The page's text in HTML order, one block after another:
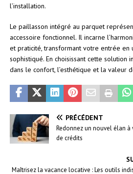
l’installation.
Le paillasson intégré au parquet
accessoire fonctionnel. Il incarne
et praticité, transformant votre entrée en
sophistiqué. En choisissant cette solution
dans le confort, l’esthétique et la valeur
PRÉCÉDENT
Redonnez un nouvel élan
de crédits
Maîtrisez la vacance locative : Les outils